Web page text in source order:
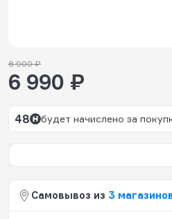
8 900 ₽
6 990 ₽
48 будет начислено за
Самовывоз из 3